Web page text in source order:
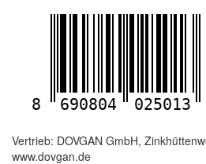
8 690804 025013
Vertrieb: DOVGAN GmbH,
www.dovgan.de